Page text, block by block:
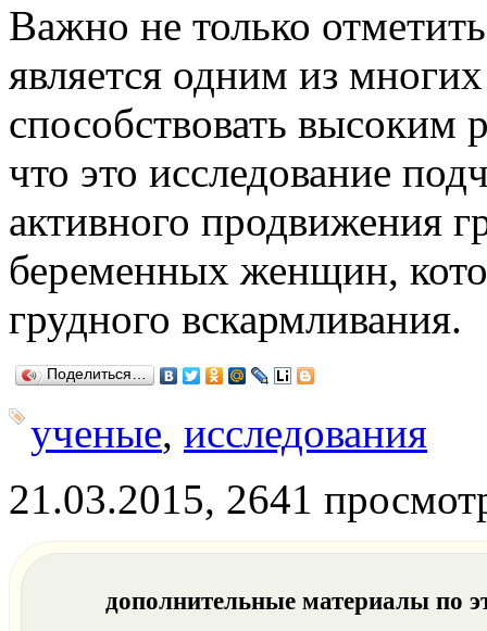
Важно не только
является одним из
способствовать высоким
что это исследование
активного продвижения
беременных женщин,
грудного вскармливания.
Поделиться…
ученые, исследования
21.03.2015, 2641
дополнительные материалы по